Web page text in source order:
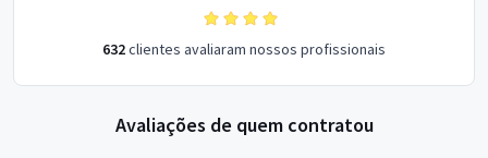
632clientes avaliaram nossos profissionais
Avaliações de quem contratou